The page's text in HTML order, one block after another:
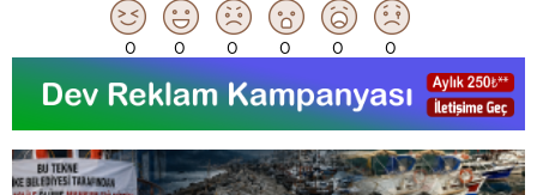
0 0 0 0 0 0